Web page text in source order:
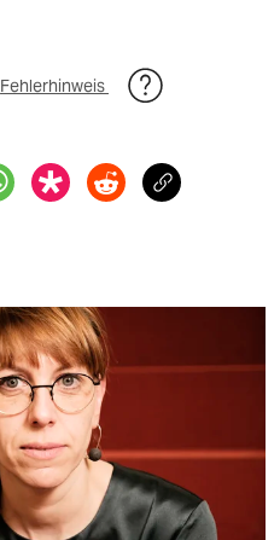
Fehlerhinweis